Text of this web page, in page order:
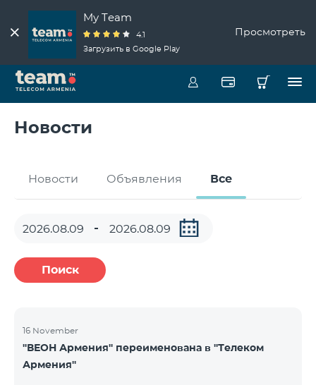
My Team
4.1
Загрузить в Google Play
Просмотреть
Новости
Новости Объявления Все
Поиск
16 November
''ВЕОН Армения'' переименована в ''Телеком
Армения''